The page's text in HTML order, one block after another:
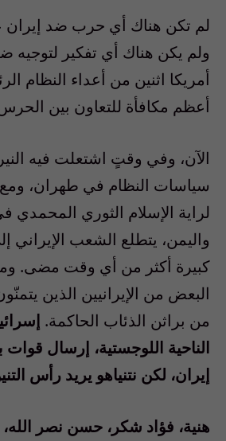
لم تكن هناك أي حرب ضد إيران
ولم يكن هناك أي تفكير لتوجيه
أمريكا اثنين من أعداء النظام
أعظم مكافأة للتعاون بين
الآن، وفي وقتٍ اشتعلت فيه
سياسات النظام في طهران،
لراية الإسلام الثوري
واليمن، يتطلع الشعب الإيراني
كبيرة أكثر من أي وقت مضى.
البعض من الإيرانيين الذين
من براثن الذئاب الحاكمة.
الناحية اللوجستية، إرسال قوات
إيران، لكن نتنياهو يريد رأس
هنية، فؤاد شكر، حسن نصر الله،